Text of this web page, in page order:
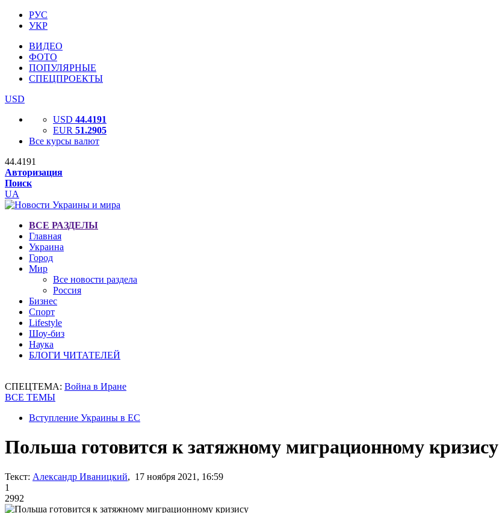
РУС
УКР
ВИДЕО
ФОТО
ПОПУЛЯРНЫЕ
СПЕЦПРОЕКТЫ
USD
USD 44.4191
EUR 51.2905
Все курсы валют
44.4191
Авторизация
Поиск
UA
ВСЕ РАЗДЕЛЫ
Главная
Украина
Город
Мир
Все новости раздела
Россия
Бизнес
Спорт
Lifestyle
Шоу-биз
Наука
БЛОГИ ЧИТАТЕЛЕЙ
СПЕЦТЕМА: Война в Иране
ВСЕ ТЕМЫ
Вступление Украины в ЕС
Польша готовится к затяжному миграционному кризису
Текст: Александр Иваницкий, 17 ноября 2021, 16:59
1
2992